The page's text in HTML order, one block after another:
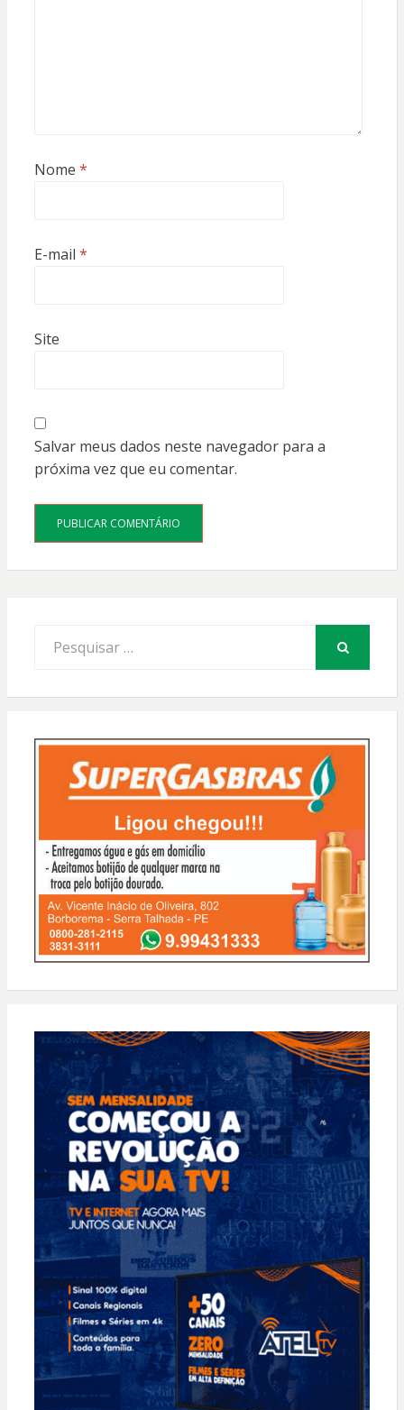
Nome *
E-mail *
Site
Salvar meus dados neste navegador para a
próxima vez que eu comentar.
por: